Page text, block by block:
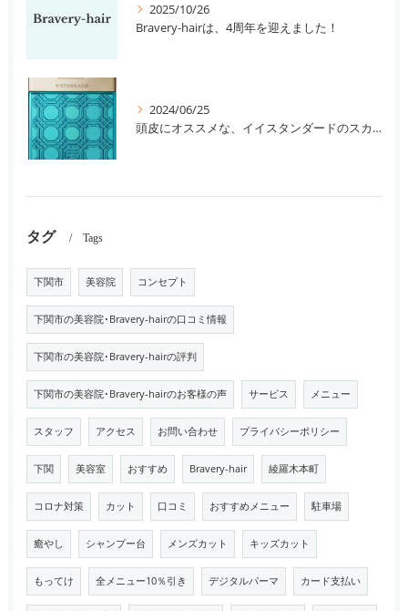
2025/10/26
Bravery-hairは、4周年を迎えました！
2024/06/25
頭皮にオススメな、イイスタンダードのスカルプ系シャンプー＆トリートメントです！
タグ Tags
下関市 美容院 コンセプト
下関市の美容院･Bravery-hairの口コミ情報
下関市の美容院･Bravery-hairの評判
下関市の美容院･Bravery-hairのお客様の声 サービス メニュー
スタッフ アクセス お問い合わせ プライバシーポリシー
下関 美容室 おすすめ Bravery-hair 綾羅木本町
コロナ対策 カット 口コミ おすすめメニュー 駐車場
癒やし シャンプー台 メンズカット キッズカット
もってけ 全メニュー10％引き デジタルパーマ カード支払い